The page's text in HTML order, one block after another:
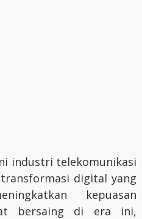
industri telekomunikasi
digital yang
kepuasan
bersaing di era ini,